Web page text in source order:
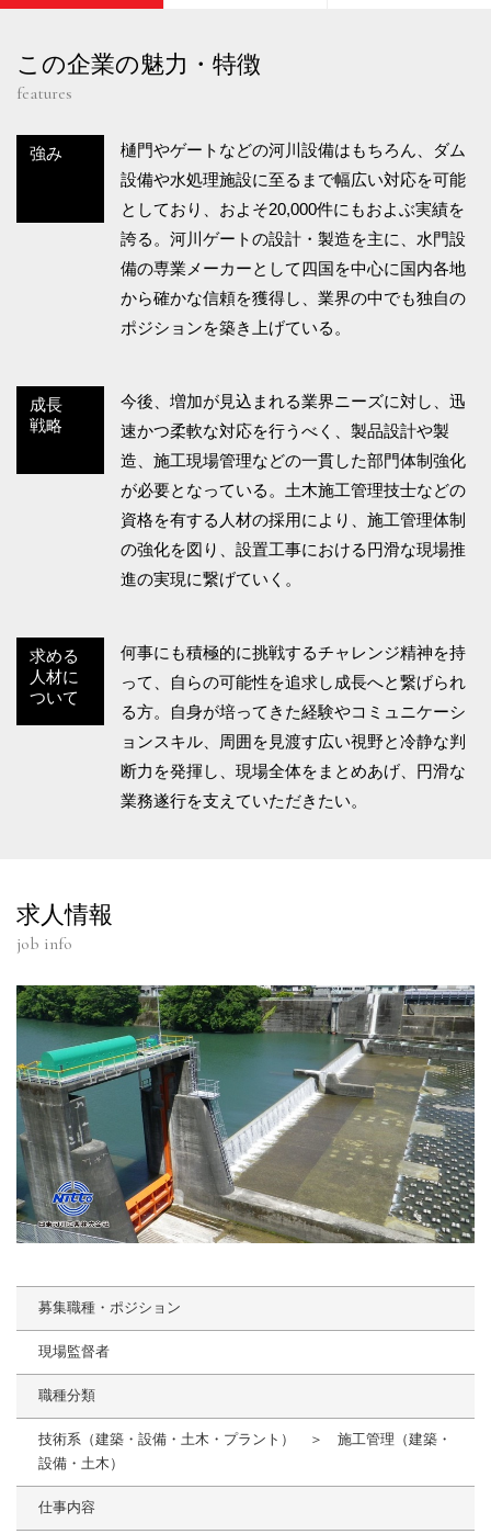
この企業の魅力・特徴
features
強み
樋門やゲートなどの河川設備はもちろん、ダム
設備や水処理施設に至るまで幅広い対応を可能
としており、およそ20,000件にもおよぶ実績を
誇る。河川ゲートの設計・製造を主に、水門設
備の専業メーカーとして四国を中心に国内各地
から確かな信頼を獲得し、業界の中でも独自の
ポジションを築き上げている。
成長
戦略
今後、増加が見込まれる業界ニーズに対し、迅
速かつ柔軟な対応を行うべく、製品設計や製
造、施工現場管理などの一貫した部門体制強化
が必要となっている。土木施工管理技士などの
資格を有する人材の採用により、施工管理体制
の強化を図り、設置工事における円滑な現場推
進の実現に繋げていく。
求める
人材に
ついて
何事にも積極的に挑戦するチャレンジ精神を持
って、自らの可能性を追求し成長へと繋げられ
る方。自身が培ってきた経験やコミュニケーシ
ョンスキル、周囲を見渡す広い視野と冷静な判
断力を発揮し、現場全体をまとめあげ、円滑な
業務遂行を支えていただきたい。
求人情報
job info
募集職種・ポジション
現場監督者
職種分類
技術系（建築・設備・土木・プラント） ＞ 施工管理（建築・
設備・土木）
仕事内容